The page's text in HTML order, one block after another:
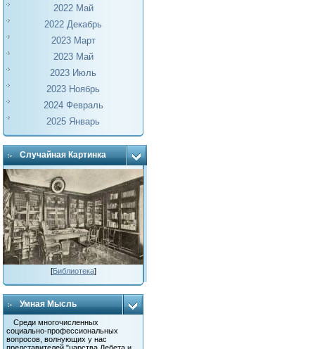
2022 Май
2022 Декабрь
2023 Март
2023 Май
2023 Июль
2023 Ноябрь
2024 Февраль
2025 Январь
Случайная Картинка
[Библиотека]
Умная Мысль
Среди многочисленных
социально-профессиональных
вопросов, волнующих у нас